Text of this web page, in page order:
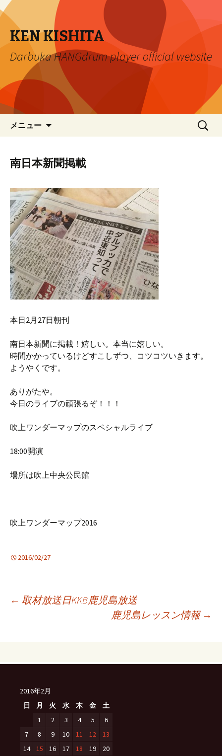
KEN KISHITA
Darbuka HANGdrum player official website
メニュー
ン
ツ
移
動
検
索:
南日本新聞掲載
本日2月27日朝刊
南日本新聞に掲載！嬉しい。本当に嬉しい。
時間かかっているけどすこしずつ、コツコツいきます。
ようやくです。
ありがたや。
今日のライブの頑張るぞ！！！
吹上ワンダーマップのスペシャルライブ
18:00開演
場所は吹上中央公民館
吹上ワンダーマップ2016
2016/02/27
投
ナ
ビ
← 取材放送日KKB鹿児島放送
鹿児島レッスン情報 →
2016年2月
日
月 火 水 木 金
土
1
2 3 4 5
6
7
8 9 10 11 12
13
14
15 16 17 18 19
20